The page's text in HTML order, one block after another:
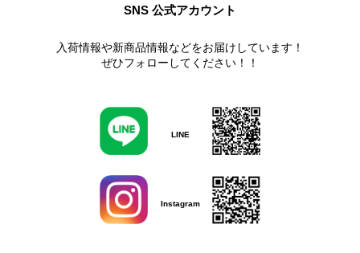
SNS 公式アカウント
入荷情報や新商品情報などをお届けしています！
ぜひフォローしてください！！
LINE
Instagram